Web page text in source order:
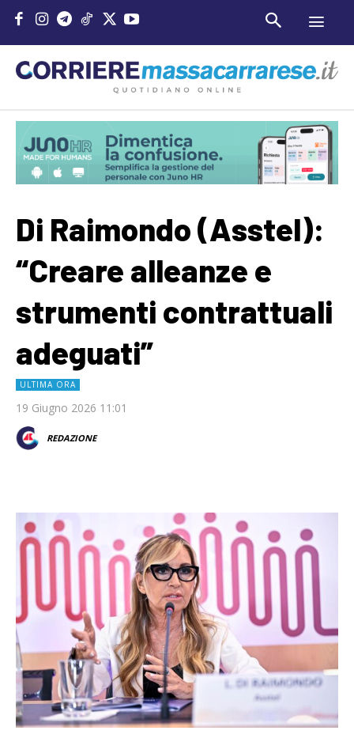
Di Raimondo (Asstel):
“Creare alleanze e
strumenti contrattuali
adeguati”
ULTIMA ORA
19 Giugno 2026 11:01
REDAZIONE